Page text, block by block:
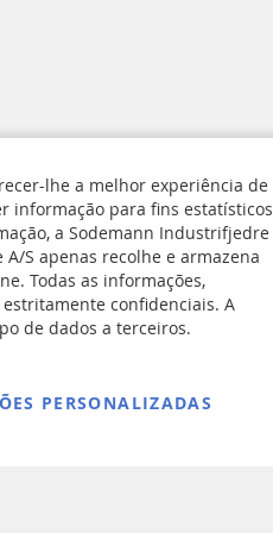
lhe a melhor experiência de
informação para fins estatísticos
a Sodemann Industrifjedre
S apenas recolhe e armazena
Todas as informações,
confidenciais. A
de dados a terceiros.
PERSONALIZADAS